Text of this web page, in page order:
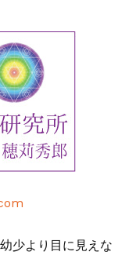
少より目に見えな